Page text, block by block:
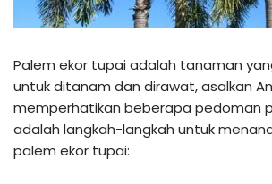
Palem ekor tupai adalah tanaman
untuk ditanam dan dirawat, asalkan
memperhatikan beberapa pedoman
adalah langkah-langkah untuk
palem ekor tupai: